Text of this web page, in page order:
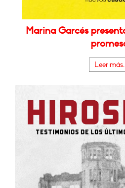
Marina Garcés
Leer